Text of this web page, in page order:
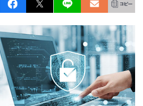
Poly
タグ一覧
サイト